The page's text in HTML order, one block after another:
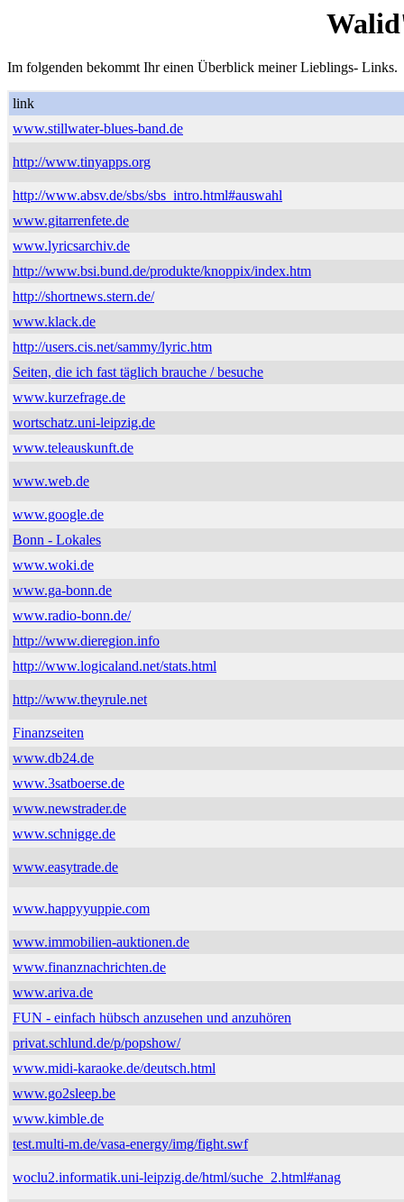
Im folgenden bekommt Ihr einen Überblick meiner Lieblings- Links.
link
www.stillwater-blues-band.de
http://www.tinyapps.org
http://www.absv.de/sbs/sbs_intro.html#auswahl
www.gitarrenfete.de
www.lyricsarchiv.de
http://www.bsi.bund.de/produkte/knoppix/index.htm
http://shortnews.stern.de/
www.klack.de
http://users.cis.net/sammy/lyric.htm
Seiten, die ich fast täglich brauche / besuche
www.kurzefrage.de
wortschatz.uni-leipzig.de
www.teleauskunft.de
www.web.de
www.google.de
Bonn - Lokales
www.woki.de
www.ga-bonn.de
www.radio-bonn.de/
http://www.dieregion.info
http://www.logicaland.net/stats.html
http://www.theyrule.net
Finanzseiten
www.db24.de
www.3satboerse.de
www.newstrader.de
www.schnigge.de
www.easytrade.de
www.happyyuppie.com
www.immobilien-auktionen.de
www.finanznachrichten.de
www.ariva.de
FUN - einfach hübsch anzusehen und anzuhören
privat.schlund.de/p/popshow/
www.midi-karaoke.de/deutsch.html
www.go2sleep.be
www.kimble.de
test.multi-m.de/vasa-energy/img/fight.swf
woclu2.informatik.uni-leipzig.de/html/suche_2.html#anag